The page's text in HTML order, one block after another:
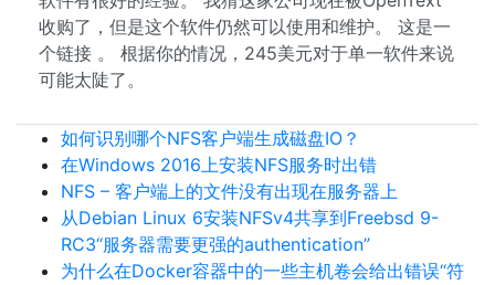
收购了，但是这个软件仍然可以使用和维护。 这是一
个链接 。 根据你的情况，245美元对于单一软件来说
可能太陡了。
如何识别哪个NFS客户端生成磁盘IO？
在Windows 2016上安装NFS服务时出错
NFS – 客户端上的文件没有出现在服务器上
从Debian Linux 6安装NFSv4共享到Freebsd 9-
RC3“服务器需要更强的authentication”
为什么在Docker容器中的一些主机卷会给出错误“符